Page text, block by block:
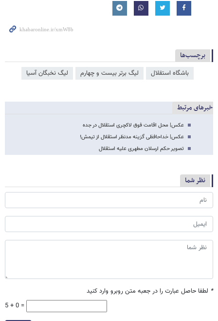
برچسب‌ها
باشگاه استقلال لیگ برتر بیست و چهارم لیگ نخبگان آسیا
خبرهای مرتبط
عکس| محل اقامت فوق لاکچری استقلال در جده
عکس| خداحافظی گزینه مدنظر استقلال از تیمش!
تصویر حکم ارسلان مطهری علیه استقلال
نظر شما
* لطفا حاصل عبارت را در جعبه متن روبرو وارد کنید
5 + 0 =